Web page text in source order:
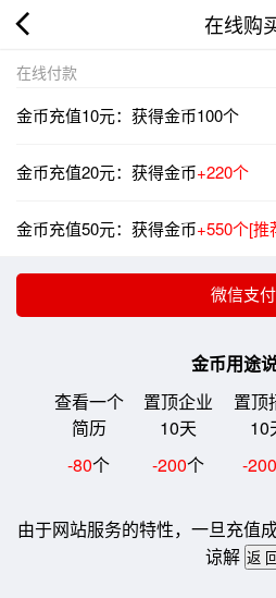
在线购
在线付款
金币充值10元：获得金币100个
金币充值20元：获得金币+220个
金币充值50元：获得金币+550个[推
金币用途
查看一个
简历
置顶企业
10天
置顶
10
-80个 -200个 -200
由于网站服务的特性，一旦充值
谅解